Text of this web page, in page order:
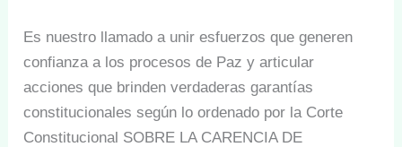
Es nuestro llamado a unir esfuerzos que generen
confianza a los procesos de Paz y articular
acciones que brinden verdaderas garantías
constitucionales según lo ordenado por la Corte
Constitucional SOBRE LA CARENCIA DE